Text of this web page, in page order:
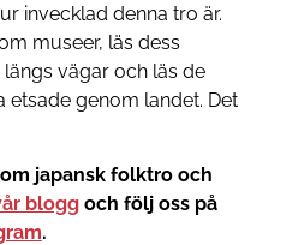
invecklad denna tro är.
museer, läs dess
vägar och läs de
etsade genom landet. Det
japansk folktro och
bloggoch följ oss på
.